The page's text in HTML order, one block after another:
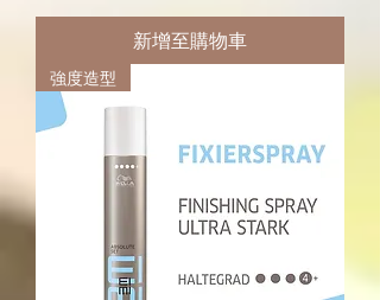
新增至購物車
強度造型